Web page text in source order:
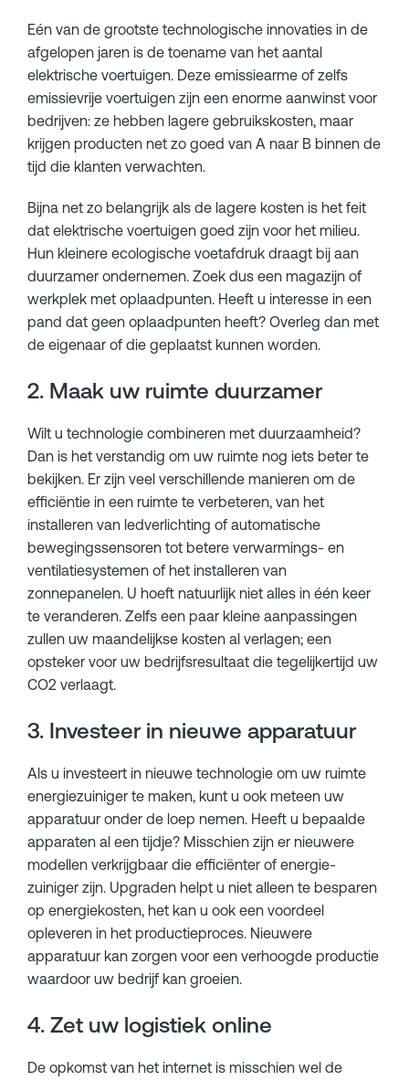
Eén van de grootste technologische innovaties in de
afgelopen jaren is de toename van het aantal
elektrische voertuigen. Deze emissiearme of zelfs
emissievrije voertuigen zijn een enorme aanwinst voor
bedrijven: ze hebben lagere gebruikskosten, maar
krijgen producten net zo goed van A naar B binnen de
tijd die klanten verwachten.
Bijna net zo belangrijk als de lagere kosten is het feit
dat elektrische voertuigen goed zijn voor het milieu.
Hun kleinere ecologische voetafdruk draagt bij aan
duurzamer ondernemen. Zoek dus een magazijn of
werkplek met oplaadpunten. Heeft u interesse in een
pand dat geen oplaadpunten heeft? Overleg dan met
de eigenaar of die geplaatst kunnen worden.
2. Maak uw ruimte duurzamer
Wilt u technologie combineren met duurzaamheid?
Dan is het verstandig om uw ruimte nog iets beter te
bekijken. Er zijn veel verschillende manieren om de
efficiëntie in een ruimte te verbeteren, van het
installeren van ledverlichting of automatische
bewegingssensoren tot betere verwarmings- en
ventilatiesystemen of het installeren van
zonnepanelen. U hoeft natuurlijk niet alles in één keer
te veranderen. Zelfs een paar kleine aanpassingen
zullen uw maandelijkse kosten al verlagen; een
opsteker voor uw bedrijfsresultaat die tegelijkertijd uw
CO2 verlaagt.
3. Investeer in nieuwe apparatuur
Als u investeert in nieuwe technologie om uw ruimte
energiezuiniger te maken, kunt u ook meteen uw
apparatuur onder de loep nemen. Heeft u bepaalde
apparaten al een tijdje? Misschien zijn er nieuwere
modellen verkrijgbaar die efficiënter of energie-
zuiniger zijn. Upgraden helpt u niet alleen te besparen
op energiekosten, het kan u ook een voordeel
opleveren in het productieproces. Nieuwere
apparatuur kan zorgen voor een verhoogde productie
waardoor uw bedrijf kan groeien.
4. Zet uw logistiek online
De opkomst van het internet is misschien wel de